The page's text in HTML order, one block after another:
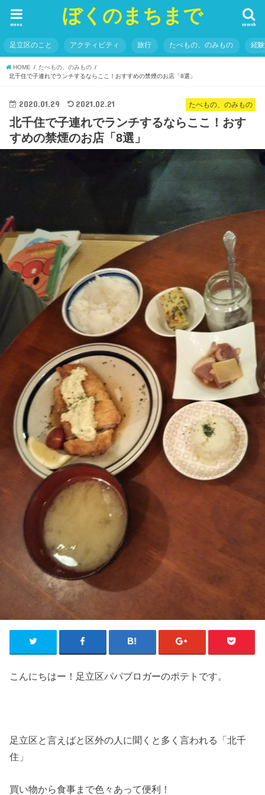
ぼくのまちまで search
menu
足立区のこと アクティビティ 旅行 たべもの、のみもの 経
HOME
たべもの、のみもの
北千住で子連れでランチするならここ！おすすめの禁煙のお店「8選」
たべもの、のみもの
2020.01.29 2021.02.21
北千住で子連れでランチするならここ！おす
すめの禁煙のお店「8選」
こんにちはー！足立区パパブロガーのポテトです。
足立区と言えばと区外の人に聞くと多く言われる「北千
住」
買い物から食事まで色々あって便利！